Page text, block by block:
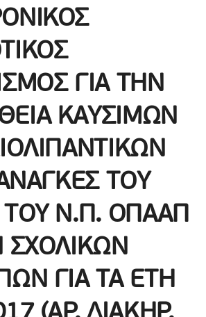
ΓΙΑ ΤΗΝ
ΚΑΥΣΙΜΩΝ
ΑΝΑΓΚΕΣ ΤΟΥ
Ν.Π. ΟΠΑΑΠ
ΣΧΟΛΙΚΩΝ
ΓΙΑ ΤΑ ΕΤΗ